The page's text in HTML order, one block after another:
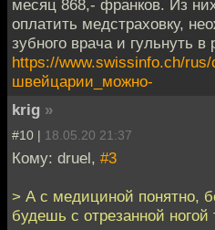
месяц 868,- франков. Из
оплатить медстраховку,
зубного врача и гульнуть в
https://www.swissinfo.ch/rus/
швейцарии_можно-
krig »
#10 | 18.05.20 21:37
Кому: druel, #3
> А с медициной понятно,
будешь с отрезанной